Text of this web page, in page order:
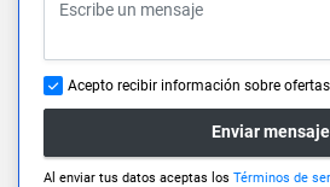
Acepto recibir información sobre
Enviar mensaje
Al enviar tus datos aceptas los Términos de